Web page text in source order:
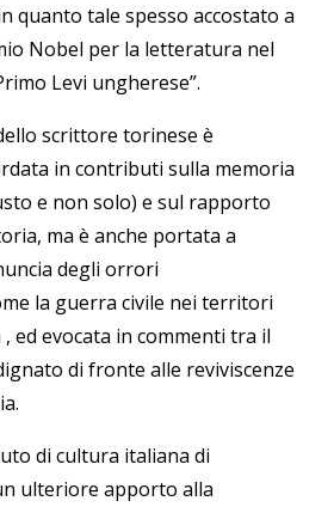
quanto tale spesso accostato a
Nobel per la letteratura nel
Levi ungherese”.
scrittore torinese è
in contributi sulla memoria
e non solo) e sul rapporto
ma è anche portata a
degli orrori
la guerra civile nei territori
ed evocata in commenti tra il
di fronte alle reviviscenze
di cultura italiana di
ulteriore apporto alla